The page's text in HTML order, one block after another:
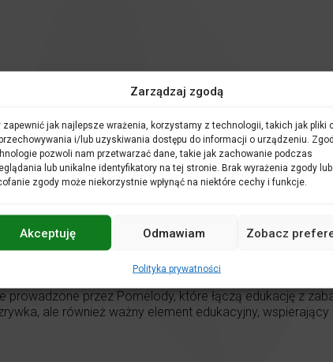
Zarządzaj zgodą
zapewnić jak najlepsze wrażenia, korzystamy z technologii, takich jak pliki
i/lub uzyskiwania dostępu do informacji o urządzeniu.
pozwoli nam przetwarzać dane, takie jak zachowanie podczas
lub unikalne identyfikatory na tej stronie. Brak wyrażenia zgody lub
zgody może niekorzystnie wpłynąć na niektóre cechy i funkcje.
Akceptuję Odmawiam Zobacz
Polityka prywatności
dzieci, jaki i dorosłych. Udział opiekuna w
wykupienia abonamentu – w tym celu osoby
lub kontakt mailowy: kasa@filharmonia.opole.pl
przez Pomelody, które łączą edukację z
ale również ważny element edukacyjny,